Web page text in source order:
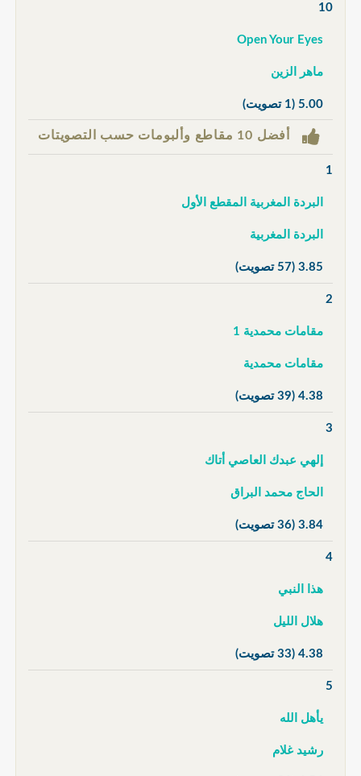
10
Open Your Eyes
ماهر الزين
5.00 (1 تصويت)
أفضل 10 مقاطع وألبومات حسب التصويتات
1
البردة المغربية المقطع الأول
البردة المغربية
3.85 (57 تصويت)
2
مقامات محمدية 1
مقامات محمدية
4.38 (39 تصويت)
3
إلهي عبدك العاصي أتاك
الحاج محمد البراق
3.84 (36 تصويت)
4
هذا النبي
هلال الليل
4.38 (33 تصويت)
5
يأهل الله
رشيد غلام